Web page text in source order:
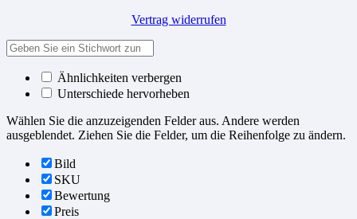
Vertrag widerrufen
Ähnlichkeiten verbergen
Unterschiede hervorheben
Wählen Sie die anzuzeigenden Felder aus. Andere werden
ausgeblendet. Ziehen Sie die Felder, um die Reihenfolge zu ändern.
Bild
SKU
Bewertung
Preis